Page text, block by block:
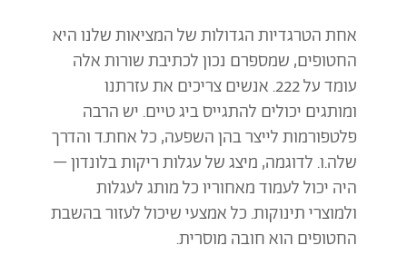
אחת הטרגדיות הגדולות של המציאות שלנו היא
החטופים, שמספרם נכון לכתיבת שורות אלה
עומד על 222. אנשים צריכים את עזרתנו
ומותגים יכולים להתגייס ביג טיים. יש הרבה
פלטפורמות לייצר בהן השפעה, כל אחת.ד והדרך
שלה.ו. לדוגמה, מיצג של עגלות ריקות בלונדון –
היה יכול לעמוד מאחוריו כל מותג לעגלות
ולמוצרי תינוקות. כל אמצעי שיכול לעזור בהשבת
החטופים הוא חובה מוסרית.